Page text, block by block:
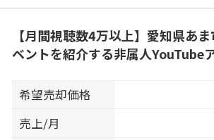
【月間視聴数4万以上】愛知県あ
ベントを紹介する非属人YouTube
希望売却価格
売上/月